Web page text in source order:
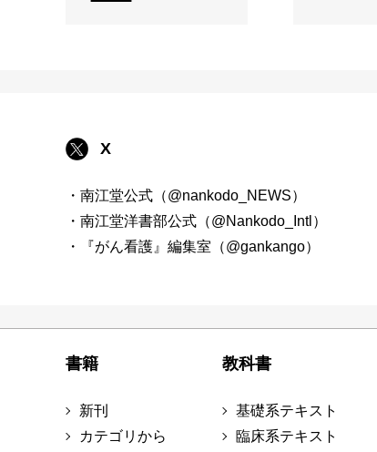
X
・南江堂公式（@nankodo_NEWS）
・南江堂洋書部公式（@Nankodo_Intl）
・『がん看護』編集室（@gankango）
書籍
新刊
カテゴリから
教科書
基礎系テキスト
臨床系テキスト